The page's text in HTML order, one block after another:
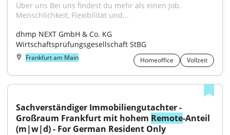
Über uns Bei uns findest du mehr als einen Job.
Menschlichkeit, Flexibilität und...
dhmp NEXT GmbH & Co. KG
Wirtschaftsprüfungsgesellschaft StBG
Frankfurt am Main Homeoffice Vollzeit
Sachverständiger Immobiliengutachter -
Großraum Frankfurt mit hohem Remote-Anteil
(m|w|d) - For German Resident Only